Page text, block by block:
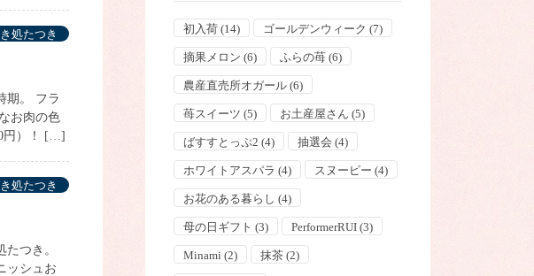
処たつき
期。 フラ
お肉の色
円）！ […]
処たつき
つき。
ッシュお
初入荷 (14) ゴールデンウィーク (7)
摘果メロン (6) ふらの苺 (6)
農産直売所オガール (6)
苺スイーツ (5) お土産屋さん (5)
ばすすとっぷ2 (4) 抽選会 (4)
ホワイトアスパラ (4) スヌーピー (4)
お花のある暮らし (4)
母の日ギフト (3) PerformerRUI (3)
Minami (2) 抹茶 (2)